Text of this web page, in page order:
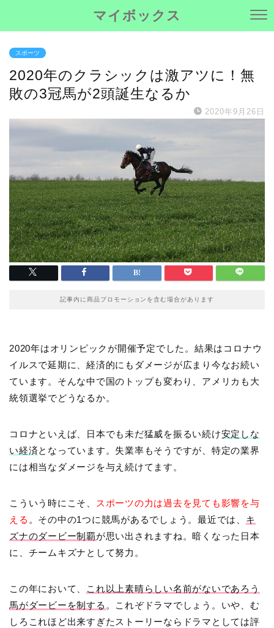
マイボックス
スポーツ
2020年のクラシックは激アツに！無
敗の3冠馬が2頭誕生なるか
2020年9月26日
記事内に商品プロモーションを含む場合があります
2020年はオリンピックが開催予定でした。結果はコロナウ
イルスで延期に、経済的にもダメージが広まり今なお続い
ています。そんな中で国のトップも変わり、アメリカも大
統領選挙でどうなるか。
コロナといえば、日本でも未だ猛威を振るい続け安定しな
い経済となっています。失業率もそうですが、特定の業界
には相当なダメージを与え続けてます。
こういう時にこそ、
スポーツの力は過去を見ても影響を与
える 。その中の1つに競馬があるでしょう。最近では、 キ
ズナのダービー制覇が思い出されますね。暗くなった日本
に、チームキズナとして努力。
この年において、
これ以上素晴らしい名前がないであろう
馬がダービーを制する 。これぞドラマでしょう。いや、む
しろこれほど出来すぎたストーリーならドラマとしては評